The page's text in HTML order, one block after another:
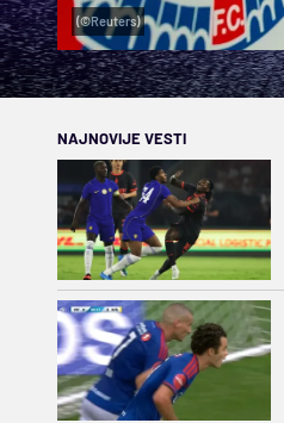
(©Reuters)
NAJNOVIJE VESTI